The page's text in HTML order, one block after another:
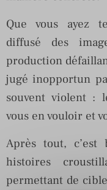
Que vous ayez
diffusé des
production
jugé inopportun
souvent violent :
vous en vouloir et
Après tout, c’est
histoires
permettant de